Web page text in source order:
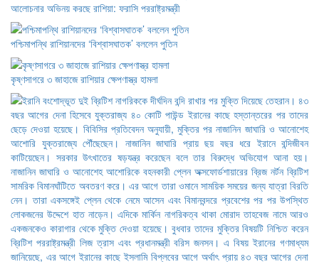
আলোচনার অভিনয় করছে রাশিয়া: ফরাসি পররাষ্ট্রমন্ত্রী
পশ্চিমাপন্থি রাশিয়ানদের ‘বিশ্বাসঘাতক’ বললেন পুতিন
কৃষ্ণসাগরে ৩ জাহাজে রাশিয়ার ক্ষেপণাস্ত্র হামলা